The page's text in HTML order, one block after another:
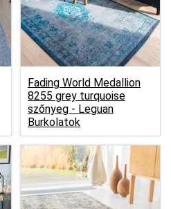
Fading World Medallion
8255 grey turquoise
szőnyeg - Leguan
Burkolatok